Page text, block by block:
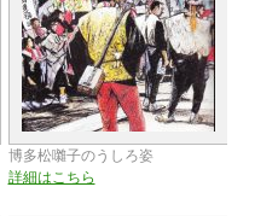
博多松囃子のうしろ姿
詳細はこちら